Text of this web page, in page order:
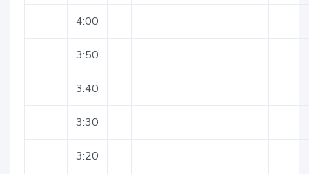
4:00
3:50
3:40
3:30
3:20